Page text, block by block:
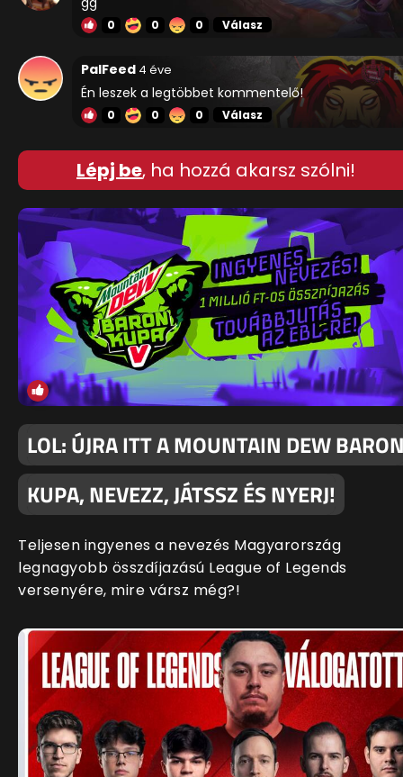
0 0 0 Válasz
PalFeed 4 éve
Én leszek a legtöbbet kommentelő!
0 0 0 Válasz
Lépj be, ha hozzá akarsz szólni!
LOL: ÚJRA ITT A MOUNTAIN DEW
KUPA, NEVEZZ, JÁTSSZ ÉS NYERJ!
Teljesen ingyenes a nevezés Magyarország
legnagyobb összdíjazású League of Legends
versenyére, mire vársz még?!